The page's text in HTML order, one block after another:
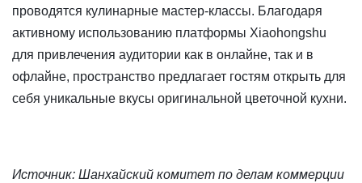
проводятся кулинарные мастер-классы. Благодаря
активному использованию платформы Xiaohongshu
для привлечения аудитории как в онлайне, так и в
офлайне, пространство предлагает гостям открыть для
себя уникальные вкусы оригинальной цветочной кухни.
Источник: Шанхайский комитет по делам коммерции